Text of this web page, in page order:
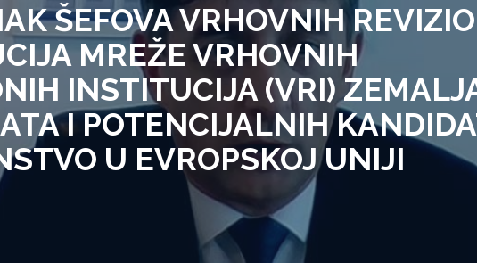
ŠEFOVA VRHOVNIH
MREŽE VRHOVNIH
INSTITUCIJA (VRI)
I POTENCIJALNIH
U EVROPSKOJ UNIJI